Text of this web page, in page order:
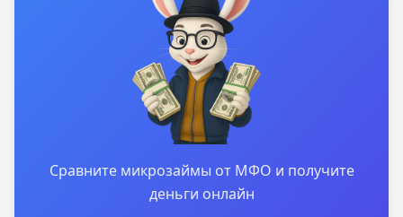
Сравните микрозаймы от МФО и получите
деньги онлайн